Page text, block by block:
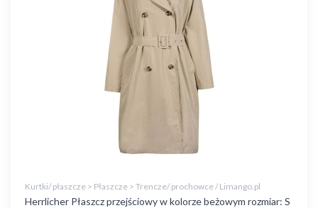
Kurtki/ płaszcze > Płaszcze > Trencze/ prochowce / Limango.pl
Herrlicher Płaszcz przejściowy w kolorze beżowym rozmiar: S